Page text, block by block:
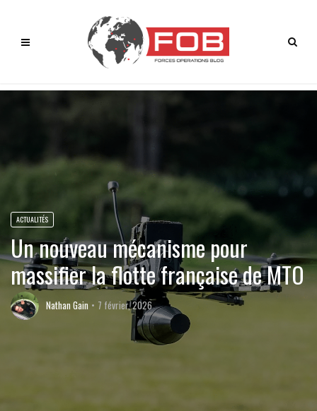
ACTUALITÉS
Un nouveau mécanisme pour
massifier la flotte française de MTO
Nathan Gain 7 février, 2026